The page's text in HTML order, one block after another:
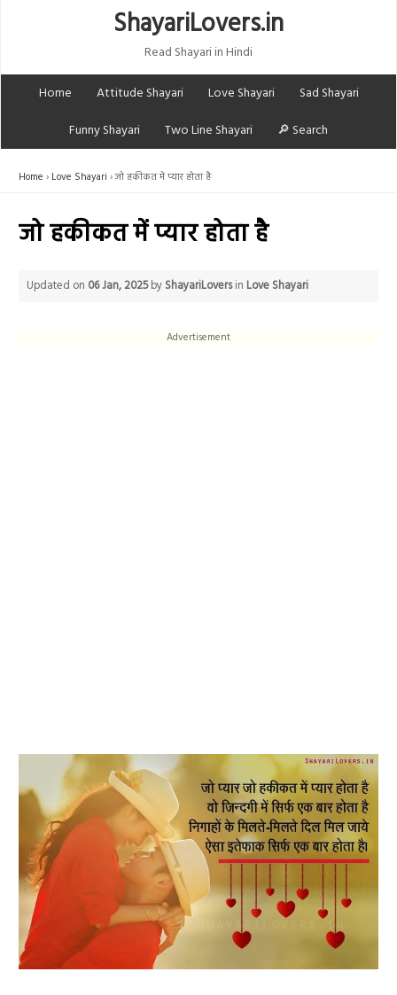
ShayariLovers.in
Read Shayari in Hindi
Home
Attitude Shayari Love Shayari
Sad Shayari
Funny Shayari
Two Line Shayari 🔎 Search
Home Love Shayari जो हकीकत में प्यार होता है
जो हकीकत में प्यार होता है
Updated on 06 Jan, 2025by ShayariLoversin Love Shayari
Advertisement